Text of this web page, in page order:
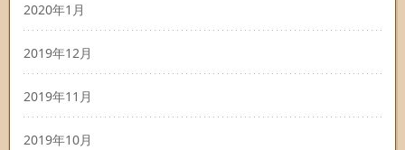
2020年1月
2019年12月
2019年11月
2019年10月